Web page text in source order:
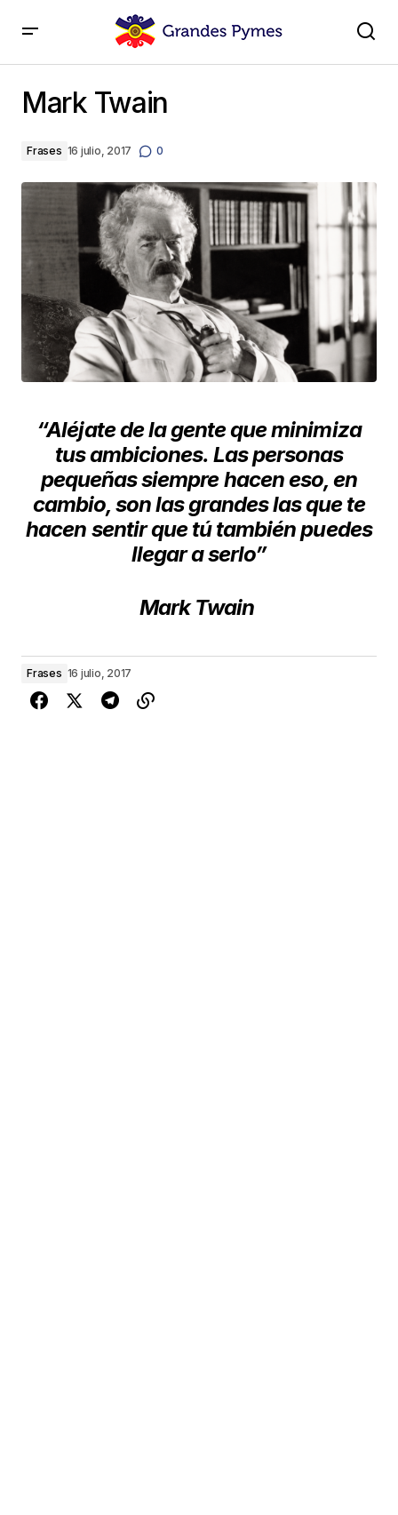
Mark Twain
Frases 16 julio, 2017 0
“Aléjate de la gente que minimiza
tus ambiciones. Las personas
pequeñas siempre hacen eso, en
cambio, son las grandes las que te
hacen sentir que tú también puedes
llegar a serlo”
Mark Twain
Frases 16 julio, 2017